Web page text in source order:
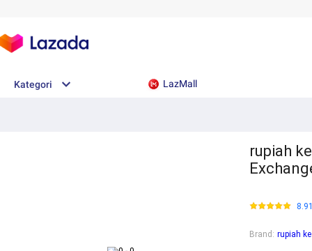
Kategori LazMall
rupiah
Brand : rupiah